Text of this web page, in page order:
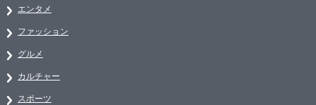
エンタメ
ファッション
グルメ
カルチャー
スポーツ